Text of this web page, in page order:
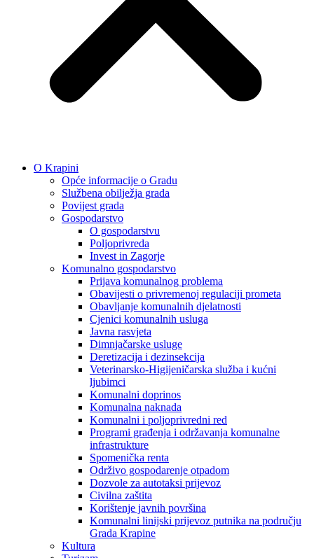
O Krapini
Opće informacije o Gradu
Službena obilježja grada
Povijest grada
Gospodarstvo
O gospodarstvu
Poljoprivreda
Invest in Zagorje
Komunalno gospodarstvo
Prijava komunalnog problema
Obavijesti o privremenoj regulaciji prometa
Obavljanje komunalnih djelatnosti
Cjenici komunalnih usluga
Javna rasvjeta
Dimnjačarske usluge
Deretizacija i dezinsekcija
Veterinarsko-Higijeničarska služba i kućni
ljubimci
Komunalni doprinos
Komunalna naknada
Komunalni i poljoprivredni red
Programi građenja i održavanja komunalne
infrastrukture
Spomenička renta
Održivo gospodarenje otpadom
Dozvole za autotaksi prijevoz
Civilna zaštita
Korištenje javnih površina
Komunalni linijski prijevoz putnika na području
Grada Krapine
Kultura